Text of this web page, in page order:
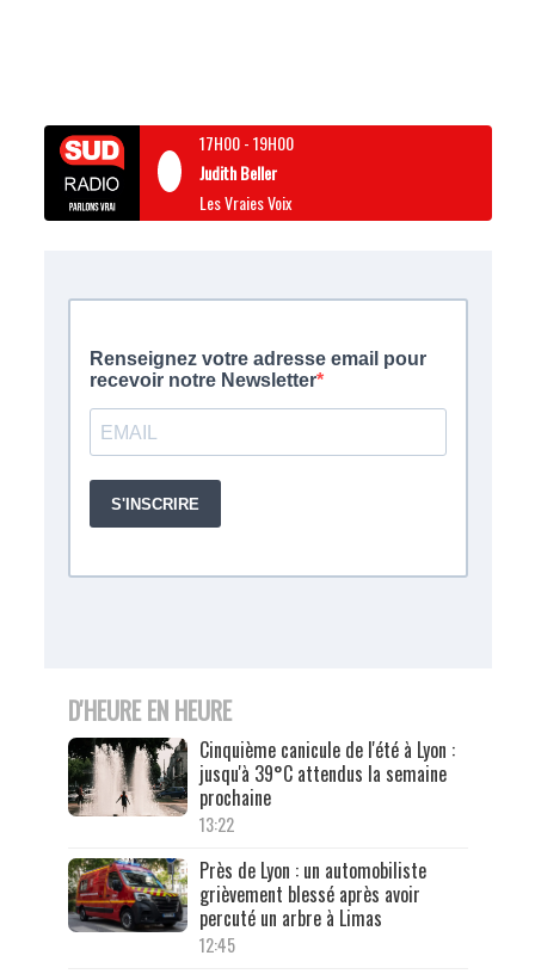
17H00-19H00
Judith Beller
Les Vraies Voix
D'HEURE EN HEURE
Cinquième canicule de l'été à Lyon :
jusqu'à 39°C attendus la semaine
prochaine
13:22
Près de Lyon : un automobiliste
grièvement blessé après avoir
percuté un arbre à Limas
12:45